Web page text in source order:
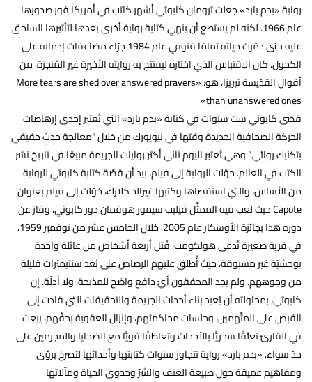
رواية «بدم بارد» جعلت ترومان كابوتي أشهر كاتب في أمريكا فور صدورها
عام 1966. لكنه لم يستطع أن ينهي كتابة رواية أخرى بعدها لتأثيرها الساحق
عليه حتى دمّرت حياته تمامًا فتوفي عام 1984 جرّاء مضاعفات إدمانه على
الكحول. كان الاقتباس الذي اختاره ليفتتح به روايته الأخيرة غير المُنجزة، من
أقوال القدّيسة تيريزا، هو: «More tears are shed over answered prayers
than unanswered ones»
قضى كابوتي ست سنوات في كتابة «بدم بارد» التي تُعتبر إحدى إرهاصات
الحركة الصحافية الجديدة وقتها في نيويورك من خلال “معالجة حدث حقيقي
بتكنيك روائي.” وهي تُعتبر اليوم ثاني أكثر روايات الجريمة مبيعًا في تاريخ نشر
الكتب في العالم. حوّلت الرواية إلى فيلم، بيد أن قصّة كتابة كابوتي للرواية
من الأساس، والتي استقصاها وكتبها غيرالد كلارك، حُوّلت إلى فيلم بعنوان
Capote حيث لعب فيه الممثّل فيليب سيمور هوفمان دور كابوتي، وفاز عن
دوره هذا بجائزة الأوسكار عام 2005. خلال الخامس عشر من نوفمبر 1959،
في قرية صغيرة تُدعى هولكومب، قُتل أربعة أشخاص من عائلة واحدة
بوحشيّة غير مسبوقة، حيث أُطلق عليهم الرصاص على بُعد سنتيمترات قليلة
من وجوههم. ولم يجد المحققون أيّ دافع واضح للمذبحة، ولا أدلّة. إن
كابوتي، بمحاولته أن يُعيد بناء أحداث الجريمة والتحقيقات التي قادت إلى
القبض على المتّهمين، وجلسات محاكمتهم، وإنزال العقوبة بحقّهم، يبعث
في القارئ تعلُّقًا سحريًّا بالأحداث وتعاطفًا قويًّا مع الضحايا والمجرمين على
حدّ سواء. «بدم بارد» رواية تتجاوز سنوات كتابتها وأحداثها لتصرخ برؤى
ومفاهيم عميقة حول طبيعة العنف والشرّ وجدوى الحياة ومآلاتها.